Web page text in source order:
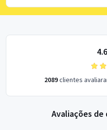
2089clientes
Avaliações